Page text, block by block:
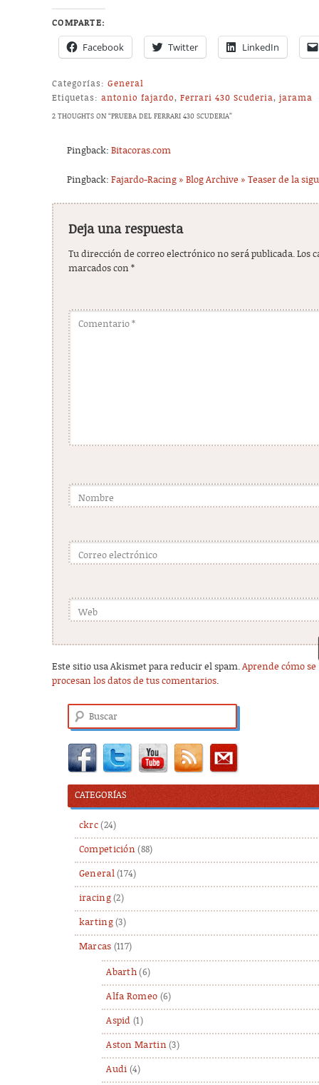
COMPARTE:
Facebook Twitter LinkedIn
Categorías: General
Etiquetas: antonio fajardo,Ferrari 430 Scuderia,jarama
2 THOUGHTS ON “PRUEBA DEL FERRARI 430 SCUDERIA”
Pingback:Bitacoras.com
Pingback:Fajardo-Racing » Blog Archive » Teaser de la
Deja una respuesta
Tu dirección de correo electrónico no será publicada. Los
marcados con*
Comentario*
Nombre
Correo electrónico
Web
Este sitio usa Akismet para reducir el spam.Aprende cómo se
procesan los datos de tus comentarios.
Buscar
CATEGORÍAS
ckrc(24)
Competición (88)
General(174)
iracing(2)
karting(3)
Marcas (117)
Abarth (6)
Alfa Romeo (6)
Aspid (1)
Aston Martin (3)
Audi (4)